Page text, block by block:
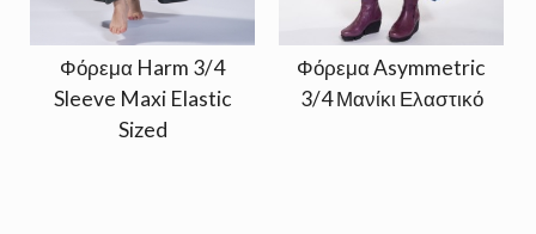
Φόρεμα Harm 3/4
Sleeve Maxi Elastic
Sized
Φόρεμα Asymmetric
3/4 Μανίκι Ελαστικό